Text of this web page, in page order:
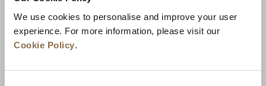
We use cookies to personalise and improve your user
experience. For more information, please visit our
Cookie Policy.